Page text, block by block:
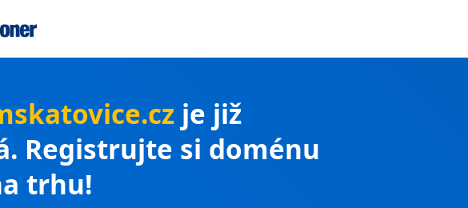
je již
Registrujte si doménu
trhu!